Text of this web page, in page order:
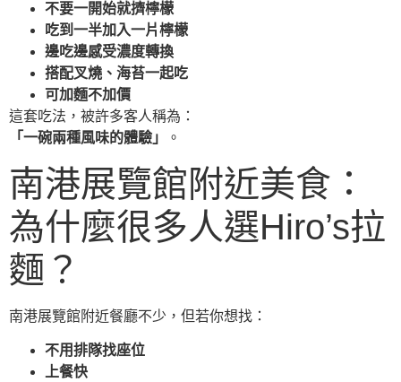
不要一開始就擠檸檬
吃到一半加入一片檸檬
邊吃邊感受濃度轉換
搭配叉燒、海苔一起吃
可加麵不加價
這套吃法，被許多客人稱為：
「一碗兩種風味的體驗」
。
南港展覽館附近美食：
為什麼很多人選Hiro’s拉
麵？
南港展覽館附近餐廳不少，但若你想找：
不用排隊找座位
上餐快